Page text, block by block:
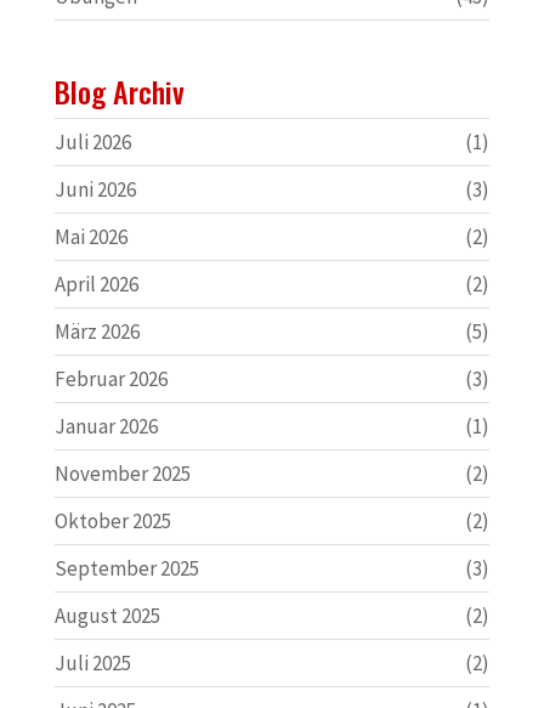
Blog Archiv
Juli 2026
(1)
Juni 2026
(3)
Mai 2026
(2)
April 2026
(2)
März 2026
(5)
Februar 2026
(3)
Januar 2026
(1)
November 2025
(2)
Oktober 2025
(2)
September 2025
(3)
August 2025
(2)
Juli 2025
(2)